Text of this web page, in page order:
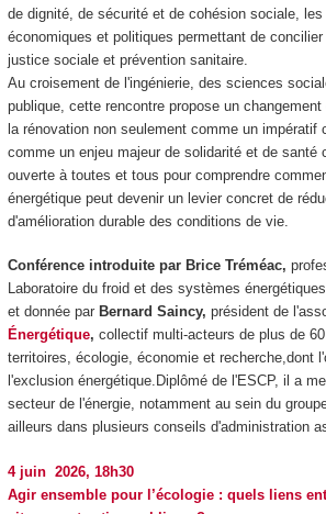
de dignité, de sécurité et de cohésion sociale, les
économiques et politiques permettant de concilier
justice sociale et prévention sanitaire.
Au croisement de l'ingénierie, des sciences
publique, cette rencontre propose un
la rénovation non seulement comme un impératif
comme un enjeu majeur de solidarité et de santé
ouverte à toutes et tous pour comprendre
énergétique peut devenir un levier concret de
d'amélioration durable des conditions de vie.
Conférence introduite par Brice Tréméac,
Laboratoire du froid et des systèmes
et donnée par Bernard Saincy, président de
Énergétique, collectif multi-acteurs de plus de
territoires, écologie, économie et recherche,dont
l'exclusion énergétique.Diplômé de l'ESCP, il a
secteur de l'énergie, notamment au sein du
ailleurs dans plusieurs conseils d'administration
4 juin 2026, 18h30
Agir ensemble pour l’écologie : quels liens